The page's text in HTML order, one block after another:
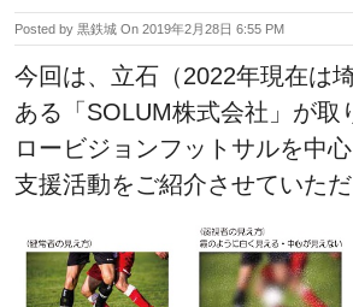
Posted by 黒鉄城 On 2019年2月28日 6:55 PM
今回は、立石（2022年現在は
ある「SOLUM株式会社」が取
ロービジョンフットサルを中
支援活動をご紹介させていただ